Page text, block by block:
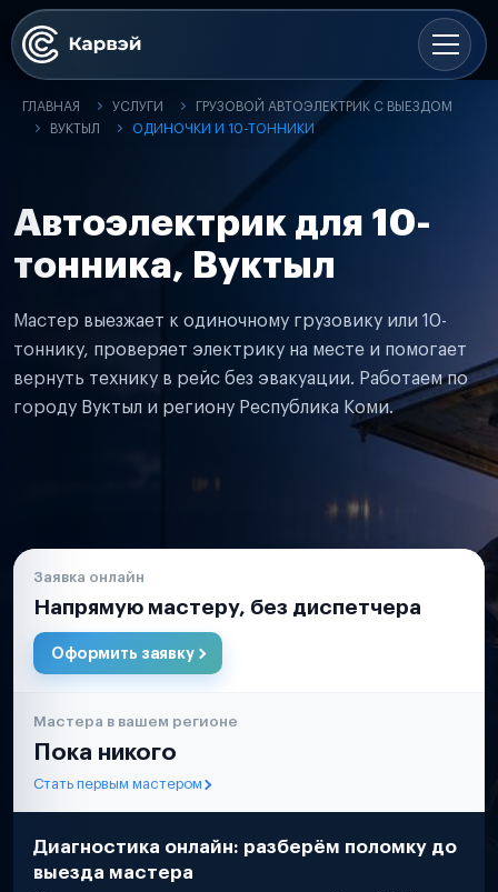
ГЛАВНАЯ УСЛУГИ
ГРУЗОВОЙ АВТОЭЛЕКТРИК С ВЫЕЗДОМ
ВУКТЫЛ
ОДИНОЧКИ И 10-ТОННИКИ
Автоэлектрик для 10-
тонника, Вуктыл
Мастер выезжает к одиночному грузовику или 10-
тоннику, проверяет электрику на месте и помогает
вернуть технику в рейс без эвакуации. Работаем по
городу Вуктыл и региону Республика Коми.
Заявка онлайн
Напрямую мастеру, без диспетчера
Оформить заявку
Мастера в вашем регионе
Пока никого
Стать первым мастером
Диагностика онлайн: разберём поломку до
выезда мастера